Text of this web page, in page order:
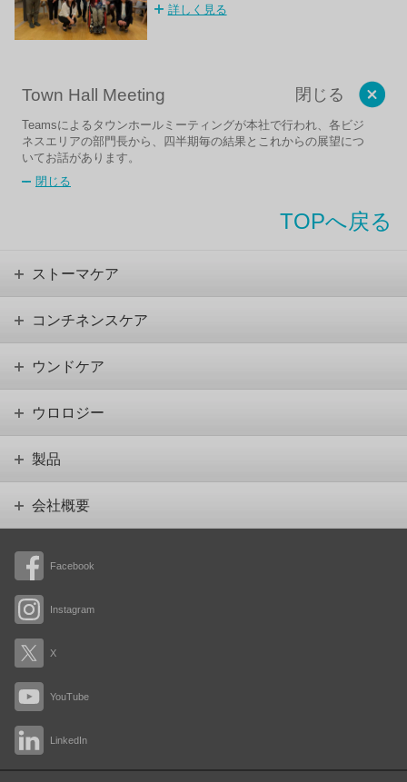
詳しく見る
閉じる
Town Hall Meeting
Teamsによるタウンホールミーティングが本社で行われ、 各ビジ
ネスエリアの部門長から、
四半期毎の結果とこれからの展望につ
いてお話があります。
閉じる
TOPへ戻る
Facebook
Instagram
X
YouTube
LinkedIn
ストーマケア
コンチネンスケア
ウンドケア
ウロロジー
製品
会社概要